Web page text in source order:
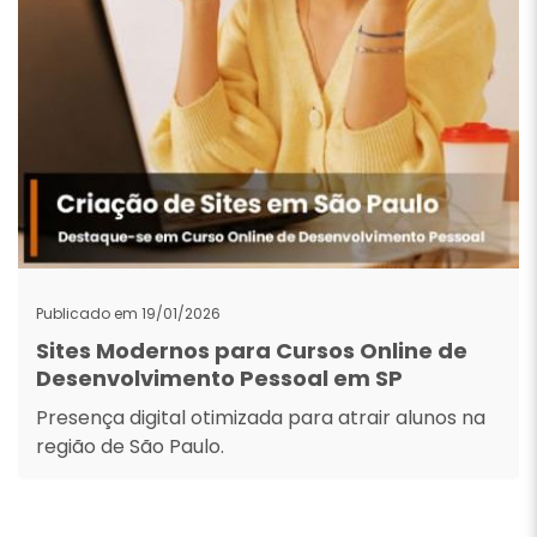
Publicado em 19/01/2026
Sites Modernos para Cursos Online de
Desenvolvimento Pessoal em SP
Presença digital otimizada para atrair alunos na
região de São Paulo.